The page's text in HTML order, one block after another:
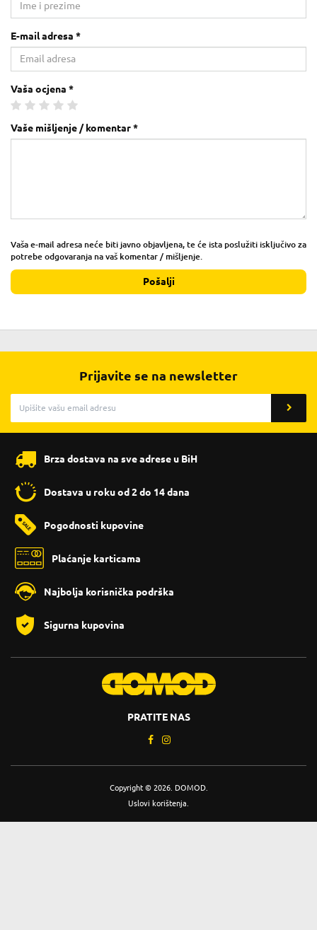
E-mail adresa *
Vaša ocjena *
Vaše mišljenje / komentar *
Vaša e-mail adresa neće biti javno objavljena, te će ista poslužiti isključivo za
potrebe odgovaranja na vaš komentar / mišljenje.
Pošalji
Prijavite se na newsletter
Brza dostava na sve adrese u BiH
Dostava u roku od 2 do 14 dana
Pogodnosti kupovine
Plaćanje karticama
Najbolja korisnička podrška
Sigurna kupovina
PRATITE NAS
Copyright © 2026. DOMOD.
Uslovi korištenja